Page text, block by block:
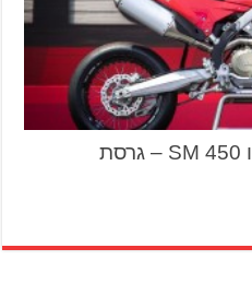
דוקאטי חושפת את הדזמו 450 SM – גרסת